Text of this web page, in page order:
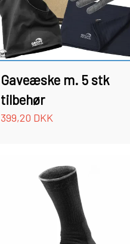
Gaveæske m. 5 stk
tilbehør
399,20 DKK